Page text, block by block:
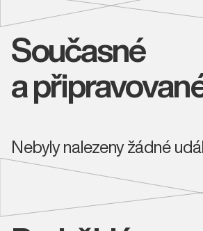
Současné
a
Nebyly nalezeny žádné